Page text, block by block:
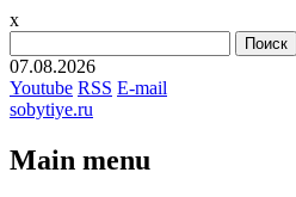
x
07.08.2026
Youtube RSS E-mail
sobytiye.ru
Main menu